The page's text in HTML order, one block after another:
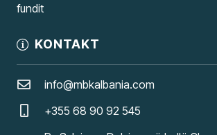
fundit
KONTAKT
info@mbkalbania.com
+355 68 90 92 545